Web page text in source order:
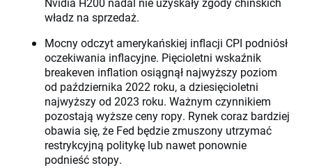
władz na sprzedaż.
Mocny odczyt amerykańskiej inflacji CPI podniósł
oczekiwania inflacyjne. Pięcioletni wskaźnik
breakeven inflation osiągnął najwyższy poziom
od października 2022 roku, a dziesięcioletni
najwyższy od 2023 roku. Ważnym czynnikiem
pozostają wyższe ceny ropy. Rynek coraz bardziej
obawia się, że Fed będzie zmuszony utrzymać
restrykcyjną politykę lub nawet ponownie
podnieść stopy.